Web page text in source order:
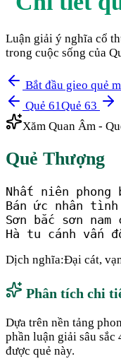
Luận giải ý nghĩa cổ
trong cuộc sống của
Bắt đầu gieo quẻ
Quẻ 61Quẻ 63
Xăm Quan Âm -
Quẻ Thượng
Nhất niên phong
Bán ức nhân tình
Sơn bắc sơn nam
Hà tu cánh vấn
Dịch nghĩa:Đại cát,
Phân tích chi
Dựa trên nền tảng
phần luận giải sâu
được quẻ này.